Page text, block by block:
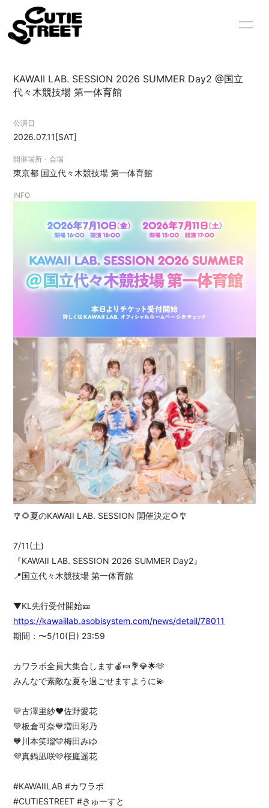
SCHEDULE PROFILE
GOODS
BLOG MOVIE
RADIO
Q&A
ログイン
KAWAII LAB. SESSION 2026 SUMMER Day2 @国立
代々木競技場 第一体育館
公演日
2026.07.11[SAT]
開催場所・会場
東京都 国立代々木競技場 第一体育館
INFO
🎐🌻夏のKAWAII LAB. SESSION 開催決定🌻🎐
7/11(土)
『KAWAII LAB. SESSION 2026 SUMMER Day2』
📍国立代々木競技場 第一体育館
▼KL先行受付開始🎫
https://kawaiilab.asobisystem.com/news/detail/78011
期間：〜5/10(日) 23:59
カワラボ全員大集合します🍎🍬💐💎🌟🫶
みんなで素敵な夏を過ごせますように💫
💛古澤里紗❤️佐野愛花
💚板倉可奈💙増田彩乃
🧡川本笑瑠🩵梅田みゆ
💜真鍋凪咲🩷桜庭遥花
#KAWAIILAB #カワラボ
#CUTIESTREET #きゅーすと